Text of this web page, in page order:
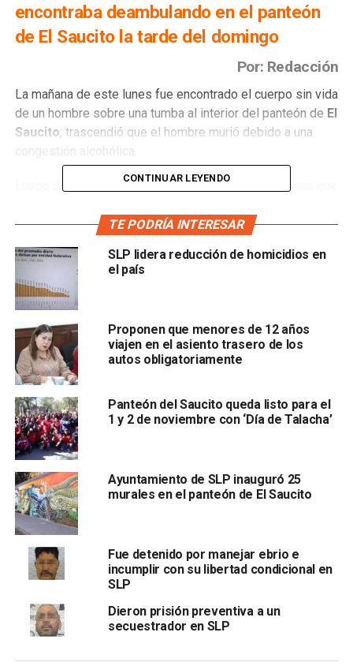
encontraba deambulando en el panteón
de El Saucito la tarde del domingo
Por: Redacción
La mañana de este lunes fue encontrado el cuerpo sin vida
de un hombre sobre una tumba al interior del panteón de El
Saucito; trascendió que el hombre murió debido a una
Luego de que se reportara al sistema de emergencias que
acostado boca arriba sobre una tumba, los cuerpos de
El cuerpo no presentaba golpes o lesiones visibles
de acuerdo con algunos testimonios, fue visto la tarde de
ayer deambulando en el exterior del lugar.
Personal de Servicios Pericialesde la Fiscalía General
del Estado trasladaron el cuerpo al Servicio Médico
Legista para realizar la necropsia de ley.
Fiscalía detiene a jefe de
banda de secuestradores
ARTÍCULOS RELACIONADOS:
PANTEÓN DE EL SAUCITO
SIGUIENTE
Cientos de ranitas nacieron en el Lago Mayor del
NO TE PIERDAS
Ambulantes amenazan con tomar la UAM si Nava
CONTINUAR LEYENDO
TE PODRÍA INTERESAR
SLP lidera reducción de homicidios en
el país
Proponen que menores de 12 años
viajen en el asiento trasero de los
autos obligatoriamente
Panteón del Saucito queda listo para el
1 y 2 de noviembre con ‘Día de Talacha’
Ayuntamiento de SLP inauguró 25
murales en el panteón de El Saucito
Fue detenido por manejar ebrio e
incumplir con su libertad condicional en
SLP
Dieron prisión preventiva a un
secuestrador en SLP